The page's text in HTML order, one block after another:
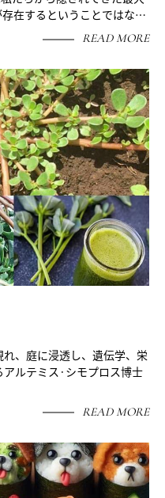
在するということではな…
READ MORE
、庭に浸透し、遺伝学、栄
ルテミス·シモプロス博士
READ MORE